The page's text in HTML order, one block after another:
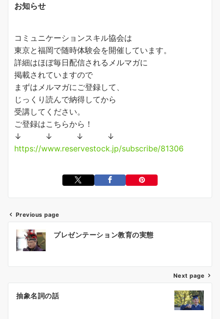
お知らせ
コミュニケーションスキル協会は
東京と福岡で随時体験会を開催しています。
詳細はほぼ毎日配信されるメルマガに
掲載されていますので
まずはメルマガにご登録して、
じっくり読んで納得してから
受講してください。
ご登録はこちらから！
↓ ↓ ↓ ↓
https://www.reservestock.jp/subscribe/81306
Previous page
プレゼンテーション教育の実態
Next page
抽象名詞の話